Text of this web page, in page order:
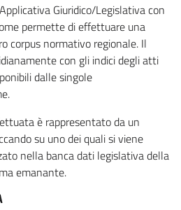
Giuridico/Legislativa con
permette di effettuare una
corpus normativo regionale. Il
con gli indici degli atti
dalle singole
è rappresentato da un
su uno dei quali si viene
nella banca dati legislativa della
emanante.